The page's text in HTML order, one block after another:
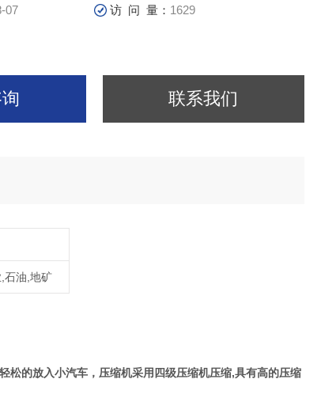
07 访 问 量： 1629
联系我们
石油,地矿
松的放入小汽车，压缩机采用四级压缩机压缩,具有高的压缩